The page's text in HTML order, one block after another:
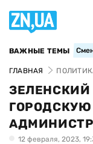
ВАЖНЫЕ ТЕМЫ
ГЛАВНАЯ
12 февраля, 2023,